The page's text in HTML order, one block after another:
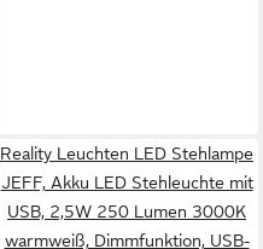
Reality Leuchten LED Stehlampe
JEFF, Akku LED Stehleuchte mit
USB, 2,5W 250 Lumen 3000K
warmweiß, Dimmfunktion, USB-